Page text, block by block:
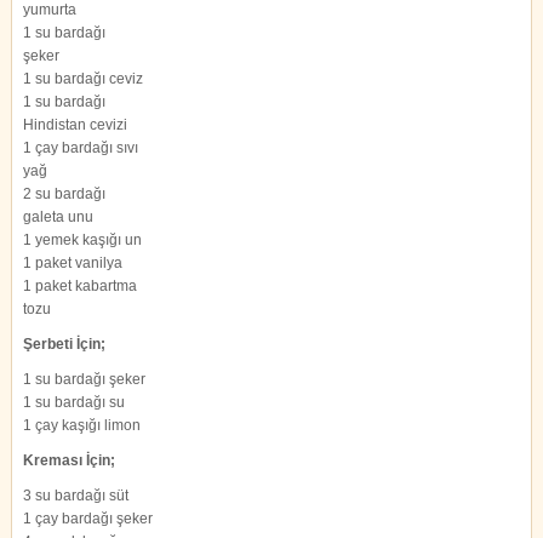
yumurta
1 su bardağı
şeker
1 su bardağı ceviz
1 su bardağı
Hindistan cevizi
1 çay bardağı sıvı
yağ
2 su bardağı
galeta unu
1 yemek kaşığı un
1 paket vanilya
1 paket kabartma
tozu
Şerbeti İçin;
1 su bardağı şeker
1 su bardağı su
1 çay kaşığı limon
Kreması İçin;
3 su bardağı süt
1 çay bardağı şeker